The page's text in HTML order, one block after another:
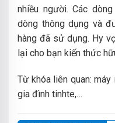
nhiều người. Các
dòng thông dụng và
hàng đã sử dụng. Hy
lại cho bạn kiến thức
Từ khóa liên quan:
gia đình tinhte,…